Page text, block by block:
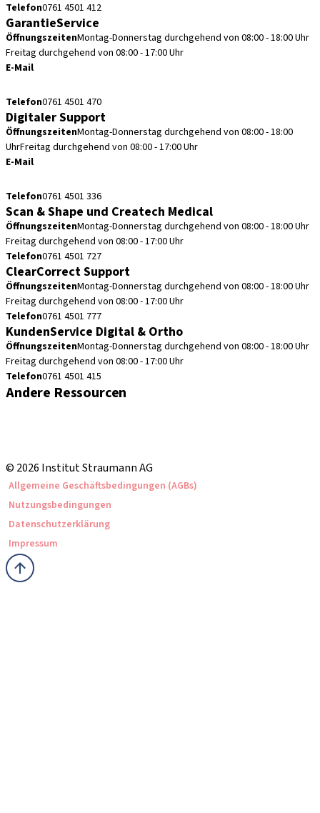
Telefon0761 4501 412
GarantieService
ÖffnungszeitenMontag-Donnerstag durchgehend von 08:00 - 18:00 Uhr
Freitag durchgehend von 08:00 - 17:00 Uhr
E-Mail
Telefon0761 4501 470
Digitaler Support
ÖffnungszeitenMontag-Donnerstag durchgehend von 08:00 - 18:00
UhrFreitag durchgehend von 08:00 - 17:00 Uhr
E-Mail
Telefon0761 4501 336
Scan & Shape und Createch Medical
ÖffnungszeitenMontag-Donnerstag durchgehend von 08:00 - 18:00 Uhr
Freitag durchgehend von 08:00 - 17:00 Uhr
Telefon0761 4501 727
ClearCorrect Support
ÖffnungszeitenMontag-Donnerstag durchgehend von 08:00 - 18:00 Uhr
Freitag durchgehend von 08:00 - 17:00 Uhr
Telefon0761 4501 777
KundenService Digital & Ortho
ÖffnungszeitenMontag-Donnerstag durchgehend von 08:00 - 18:00 Uhr
Freitag durchgehend von 08:00 - 17:00 Uhr
Telefon0761 4501 415
Andere Ressourcen
© 2026 Institut Straumann AG
Allgemeine Geschäftsbedingungen (AGBs)
Nutzungsbedingungen
Datenschutzerklärung
Impressum